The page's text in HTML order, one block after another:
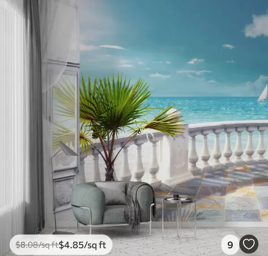
$8.08/sq ft$4 .85/sq ft 9